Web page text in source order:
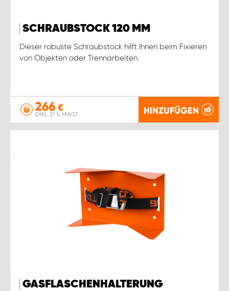
SCHRAUBSTOCK 120 MM
Dieser robuste Schraubstock hilft Ihnen beim Fixieren
von Objekten oder Trennarbeiten.
266 €
EXKL. 21 % MWST. HINZUFÜGEN
GASFLASCHENHALTERUNG